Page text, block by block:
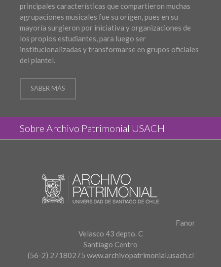
principales características que compartieron muchas
agrupaciones musicales fue su origen, pues en su
mayoría surgieron por iniciativa y organizaciones de
los propios estudiantes, para luego ser
institucionalizadas y transformarse en grupos oficiales
del plantel.
SABER MÁS
Sobre Archivo Patrimonial USACH
Fanor
Velasco 43 depto. C
Santiago Centro
(56-2) 27180275 www.archivopatrimonial.usach.cl